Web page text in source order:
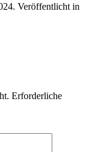
. Veröffentlicht in
Erforderliche